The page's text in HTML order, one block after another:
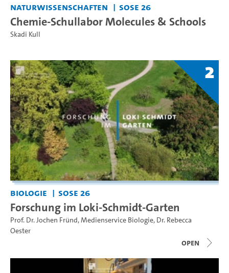
Naturwissenschaften
SoSe 26
Chemie-Schullabor Molecules & Schools
Skadi Kull
2
Biologie SoSe 26
Forschung im Loki-Schmidt-Garten
Prof. Dr. Jochen Fründ,Medienservice Biologie, Dr. Rebecca
Oester
open